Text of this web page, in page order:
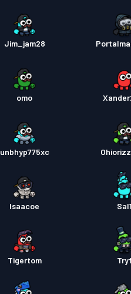
প্রিমিয়াম
Jim_jam28
omo
unbhyp775xc
Isaacoe Sal1
Tigertom Tryf